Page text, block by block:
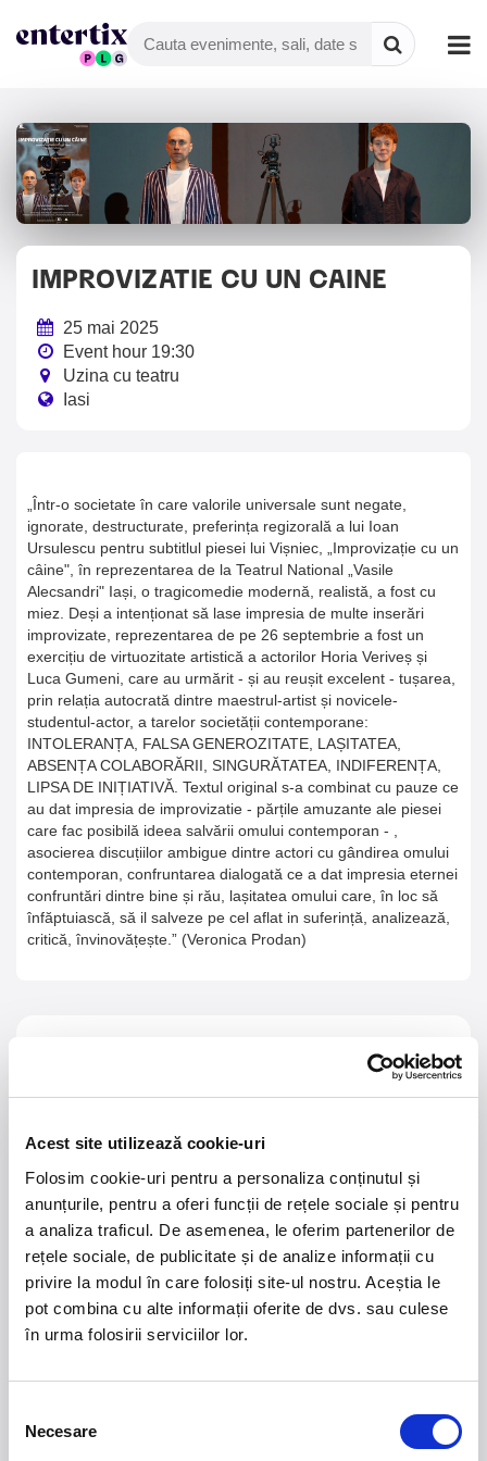
Acest site utilizează cookie-uri
Folosim cookie-uri pentru a personaliza conținutul și
anunțurile, pentru a oferi funcții de rețele sociale și pentru
a analiza traficul. De asemenea, le oferim partenerilor de
rețele sociale, de publicitate și de analize informații cu
privire la modul în care folosiți site-ul nostru. Aceștia le
pot combina cu alte informații oferite de dvs. sau culese
în urma folosirii serviciilor lor.
consimțământului
Necesare
„Într-o societate în care valorile universale sunt negate,
ignorate, destructurate, preferința regizorală a lui Ioan
Ursulescu pentru subtitlul piesei lui Vișniec, „Improvizație cu un
câine", în reprezentarea de la Teatrul National „Vasile
Alecsandri" Iași, o tragicomedie modernă, realistă, a fost cu
miez. Deși a intenționat să lase impresia de multe inserări
improvizate, reprezentarea de pe 26 septembrie a fost un
exercițiu de virtuozitate artistică a actorilor Horia Veriveș și
Luca Gumeni, care au urmărit - și au reușit excelent - tușarea,
prin relația autocrată dintre maestrul-artist și novicele-
studentul-actor, a tarelor societății contemporane:
INTOLERANȚA, FALSA GENEROZITATE, LAȘITATEA,
ABSENȚA COLABORĂRII, SINGURĂTATEA, INDIFERENȚA,
LIPSA DE INIȚIATIVĂ. Textul original s-a combinat cu pauze ce
au dat impresia de improvizatie - părțile amuzante ale piesei
care fac posibilă ideea salvării omului contemporan - ,
asocierea discuțiilor ambigue dintre actori cu gândirea omului
contemporan, confruntarea dialogată ce a dat impresia eternei
confruntări dintre bine și rău, lașitatea omului care, în loc să
înfăptuiască, să il salveze pe cel aflat in suferință, analizează,
critică, învinovățește.” (Veronica Prodan)
IMPROVIZATIE CU UN CAINE
25 mai 2025
Event hour 19:30
Uzina cu teatru
Iasi
Plaja La Nueva Cucaracha, Mamaia
Morgan Jay - La Dolce
Vita Tour
Sala Palatului, Bucuresti
7 - 9 august 2026
Summer Well 2026
Domeniul Stirbey Voda, Buftea
MASTERS OF
CLASSIC
Trends
1. Blackbriar - A Thousand Little Deaths Tour-
pentru un concert la Quantic. Turneul promovează
cel mai nou album al formației, A Thousand Little